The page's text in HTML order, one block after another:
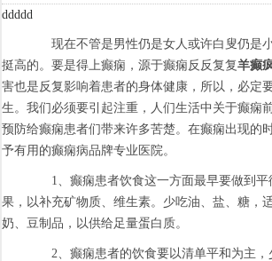
ddddd
现在不管是男性仍是女人或许白叟仍是
挺高的。要是得上癫痫，源于癫痫反反复复羊癫
害也是反复影响着患者的身体健康，所以，必定
生。我们必须要引起注重，人们生活中关于癫痫
预防给癫痫患者们带来许多苦楚。在癫痫出现的
予有用的癫痫病品牌专业医院。
1、癫痫患者饮食这一方面最早要做到平
果，以补充矿物质、维生素。少吃油、盐、糖，
奶、豆制品，以供给足量蛋白质。
2、癫痫患者的饮食要以清单平和为主，